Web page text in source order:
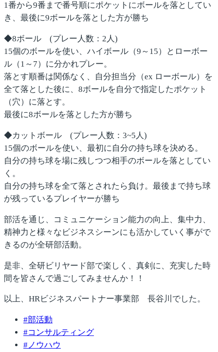
1番から9番まで番号順にポケットにボールを落としてい
き、最後に9ボールを落とした方が勝ち
◆8ボール (プレー人数：2人)
15個のボールを使い、ハイボール（9～15）とローボー
ル（1～7）に分かれプレー。
落とす順番は関係なく、自分担当分（ex ローボール）を
全て落とした後に、8ボールを自分で指定したポケット
（穴）に落とす。
最後に8ボールを落とした方が勝ち
◆カットボール (プレー人数：3~5人)
15個のボールを使い、最初に自分の持ち球を決める。
自分の持ち球を場に残しつつ相手のボールを落としてい
く。
自分の持ち球を全て落とされたら負け。最後まで持ち球
が残っているプレイヤーが勝ち
部活を通じ、
コミュニケーション能力の向上、集中力、
精神力と様々なビジネスシーンにも活かしていく事がで
きるのが全研部活動。
是非、全研ビリヤード部で楽しく、真剣に、充実した時
間を皆さんで過ごしてみませんか！！
以上、HRビジネスパートナー事業部 長谷川でした。
#部活動
#コンサルティング
#ノウハウ